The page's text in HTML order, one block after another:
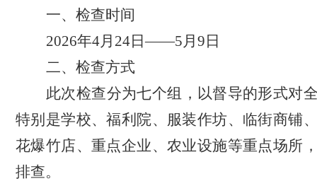
一、检查时间
2026年4月24日——5月9日
二、检查方式
此次检查分为七个组，以督导的形式对
特别是学校、福利院、服装作坊、临街商铺
花爆竹店、重点企业、农业设施等重点场所
排查。